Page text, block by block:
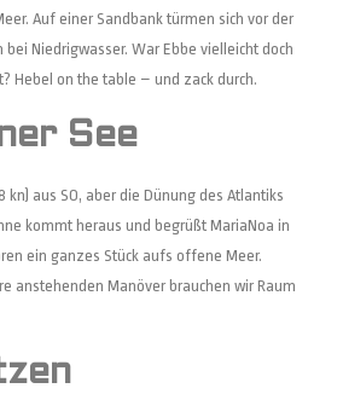
Auf einer Sandbank türmen sich vor der
Niedrigwasser. War Ebbe vielleicht doch
Hebel on the table – und zack durch.
See
kn) aus SO, aber die Dünung des Atlantiks
kommt heraus und begrüßt MariaNoa in
ein ganzes Stück aufs offene Meer.
anstehenden Manöver brauchen wir Raum